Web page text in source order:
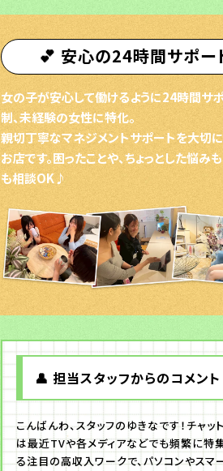
💕 安心の24時間サポー
女の子が安心して働けるように24時間サ
制、未経験の女性に特化。
親切丁寧なマネジメントサポートを大切
お店です。困ったことや、ちょっとした悩み
も相談OK♪
👤 担当スタッフからのコメント
こんばんわ、スタッフのゆきなです！チャッ
は最近TVや各メディアなどでも頻繁に特
る注目の高収入ワークで、パソコンやスマ